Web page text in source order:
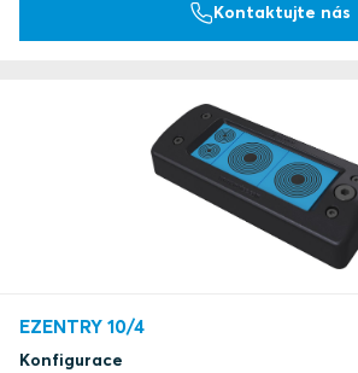
Kontaktujte nás
EZENTRY 10/4
Konfigurace